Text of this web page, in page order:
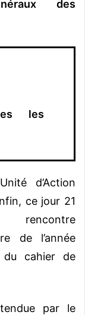
des
les
d’Action
ce jour 21
de l’année
cahier de
par le